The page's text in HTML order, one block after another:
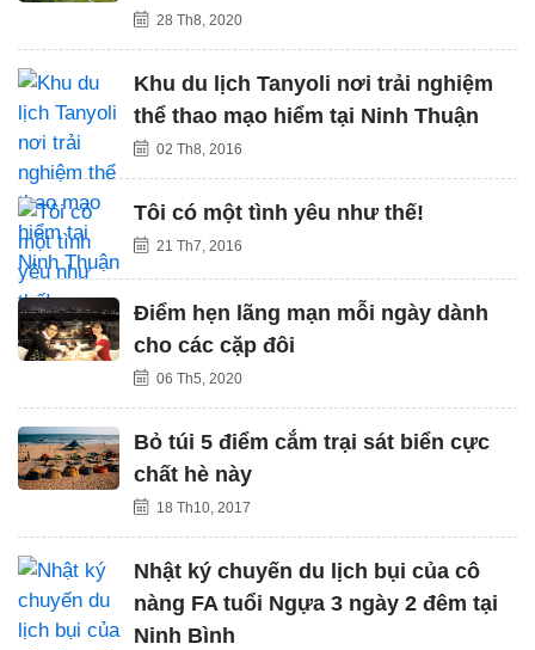
28 Th8, 2020
Khu du lịch Tanyoli nơi trải nghiệm
thể thao mạo hiểm tại Ninh Thuận
02 Th8, 2016
Tôi có một tình yêu như thế!
21 Th7, 2016
Điểm hẹn lãng mạn mỗi ngày dành
cho các cặp đôi
06 Th5, 2020
Bỏ túi 5 điểm cắm trại sát biển cực
chất hè này
18 Th10, 2017
Nhật ký chuyến du lịch bụi của cô
nàng FA tuổi Ngựa 3 ngày 2 đêm tại
Ninh Bình